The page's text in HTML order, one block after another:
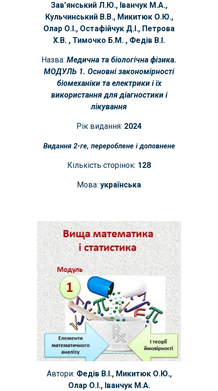
Зав’янський Л.Ю., Іванчук М.А.,
Кульчинський В.В., Микитюк О.Ю.,
Олар О.І., Остафійчук Д.І., Петрова
Х.В. , Тимочко Б.М. , Федів В.І.
Назва: Медична та біологічна фізика.
МОДУЛЬ 1. Основні закономірності
біомеханіки та електрики і їх
використання для діагностики і
лікування
Рік видання: 2024
Видання 2-ге, перероблене і доповнене
Кількість сторінок: 128
Мова: українська
Автори: Федів В.І., Микитюк О.Ю.,
Олар О.І., Іванчук М.А.